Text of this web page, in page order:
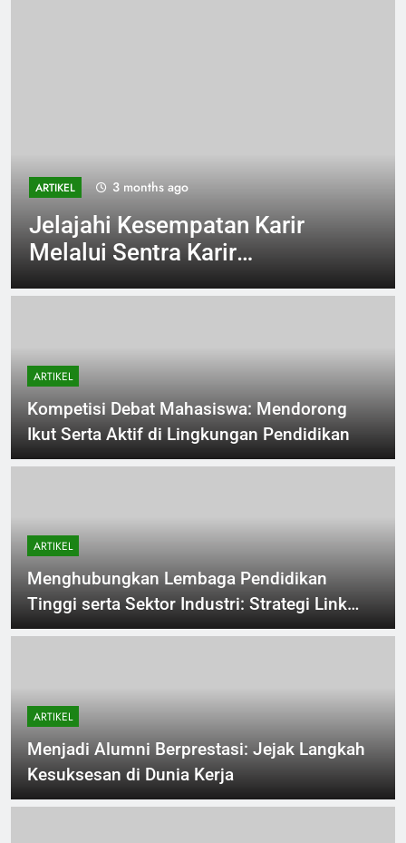
ARTIKEL 3 months ago
Jelajahi Kesempatan Karir
Melalui Sentra Karir
ARTIKEL
Kompetisi Debat Mahasiswa: Mendorong
Ikut Serta Aktif di Lingkungan Pendidikan
ARTIKEL
Menghubungkan Lembaga Pendidikan
Tinggi serta Sektor Industri: Strategi Link
and Match
ARTIKEL
Menjadi Alumni Berprestasi: Jejak Langkah
Kesuksesan di Dunia Kerja